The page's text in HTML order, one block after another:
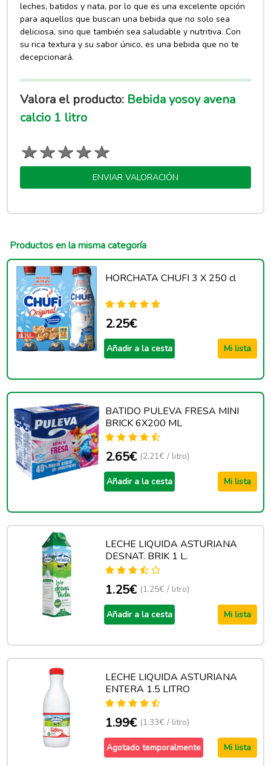
leches, batidos y nata, por lo que es una excelente opción
para aquellos que buscan una bebida que no solo sea
deliciosa, sino que también sea saludable y nutritiva. Con
su rica textura y su sabor único, es una bebida que no te
decepcionará.
Valora el producto: Bebida yosoy avena
calcio 1 litro
ENVIAR VALORACIÓN
Productos en la misma categoría
HORCHATA CHUFI 3 X 250 cl
2.25€
Añadir a la cesta Mi lista
BATIDO PULEVA FRESA MINI
BRICK 6X200 ML
2.65€ (2.21€ / litro)
Añadir a la cesta Mi lista
LECHE LIQUIDA ASTURIANA
DESNAT. BRIK 1 L.
1.25€ (1.25€ / litro)
Añadir a la cesta Mi lista
LECHE LIQUIDA ASTURIANA
ENTERA 1.5 LITRO
1.99€ (1.33€ / litro)
Agotado temporalmente Mi lista